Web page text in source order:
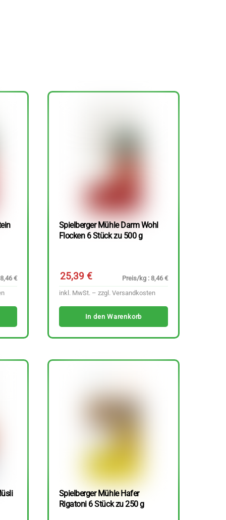
€
Spielberger Mühle Darm Wohl
Flocken 6 Stück zu 500 g
25,39€
Preis/kg : 8,46 €
inkl. MwSt. – zzgl. Versandkosten
In den Warenkorb
Spielberger Mühle Hafer
Rigatoni 6 Stück zu 250 g